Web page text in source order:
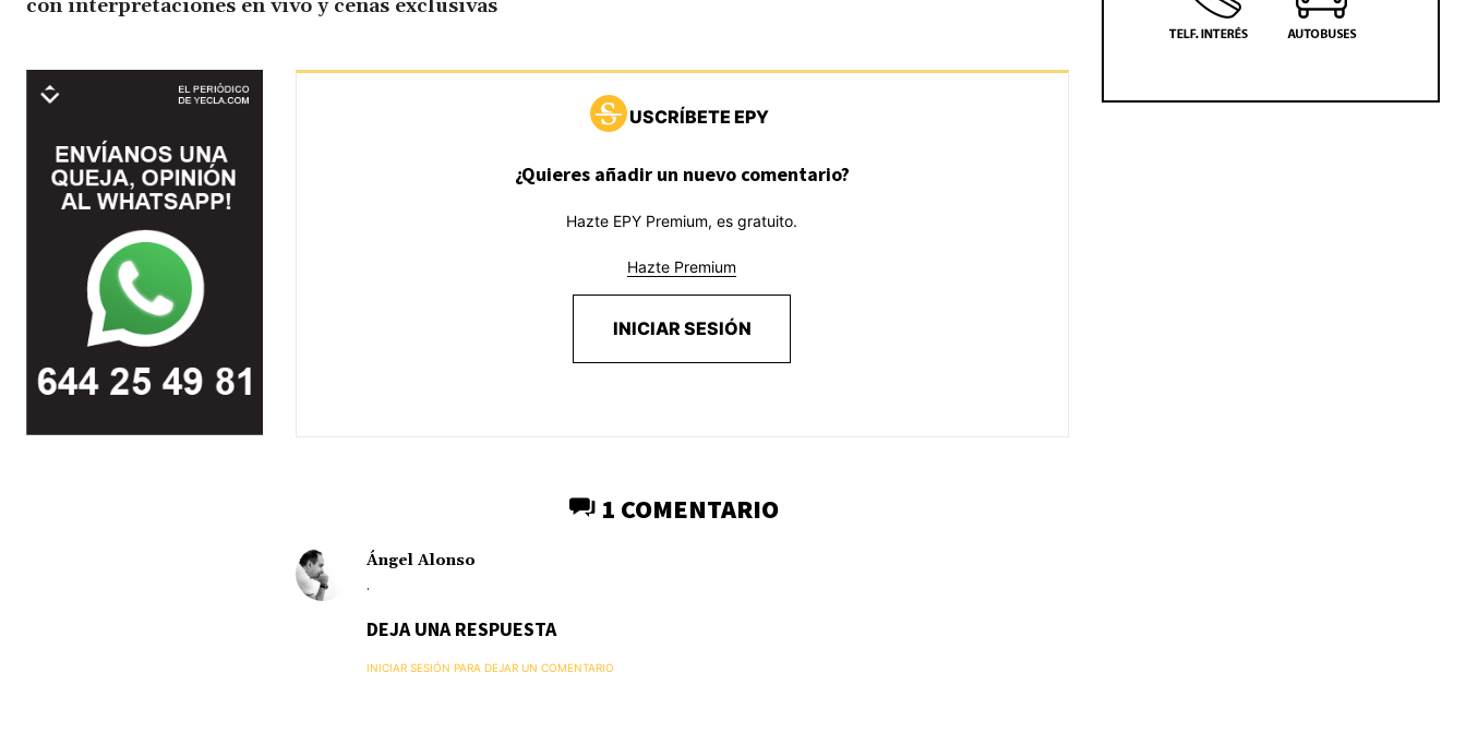
con interpretaciones en vivo y cenas exclusivas
USCRÍBETE EPY
¿Quieres añadir un nuevo comentario?
Hazte EPY Premium, es gratuito.
Hazte Premium
INICIAR SESIÓN
1 COMENTARIO
Ángel Alonso
.
DEJA UNA RESPUESTA
INICIAR SESIÓN PARA DEJAR UN COMENTARIO